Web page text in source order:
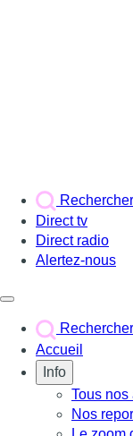
Rechercher
Direct tv
Direct radio
Alertez-nous
Rechercher
Accueil
Info
Tous nos
Nos